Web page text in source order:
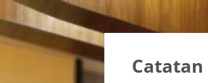
Skip
Catatan